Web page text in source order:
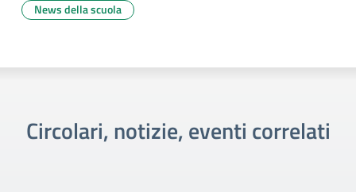
News della scuola
Circolari, notizie, eventi correlati